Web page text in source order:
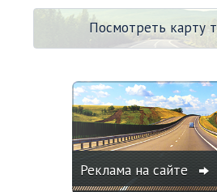
Посмотреть карту
Реклама на сайте